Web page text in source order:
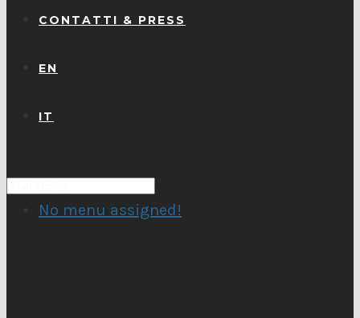
CONTATTI & PRESS
EN
IT
No menu assigned!